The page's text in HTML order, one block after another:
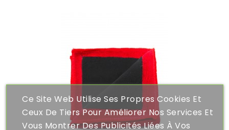
Ce Site Web Utilise Ses Propres Cookies Et
Ceux De Tiers Pour Améliorer Nos Services Et
Vous Montrer Des Publicités Liées À Vos